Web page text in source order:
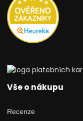
Vše o nákupu
Recenze